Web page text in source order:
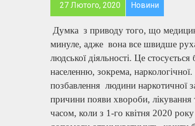
27 Лютого, 2020 Новини
Думка з приводу того, що
минуле, адже вона все швидше
людської діяльності. Це
населенню, зокрема,
позбавлення людини наркотичної
причини появи хвороби, лікування
часом, коли з 1-го квітня 2020